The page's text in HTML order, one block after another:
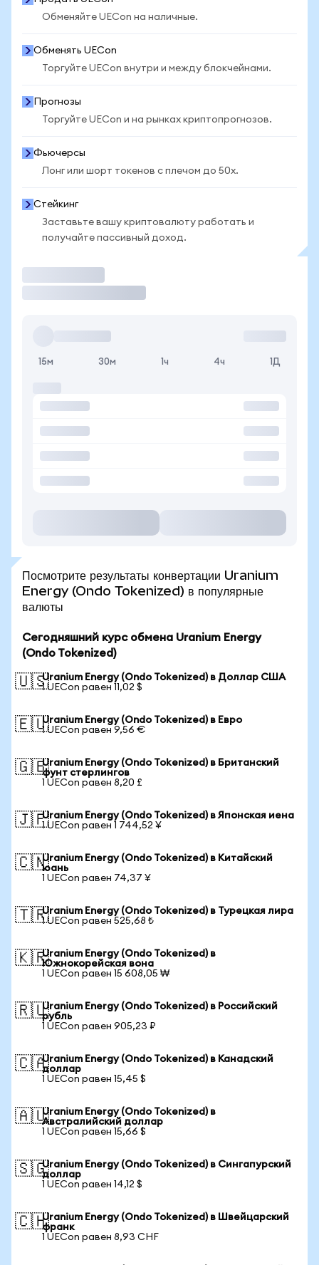
Обменяйте UECon на наличные.
Обменять UECon
Торгуйте UECon внутри и между блокчейнами.
Прогнозы
Торгуйте UECon и на рынках криптопрогнозов.
Фьючерсы
Лонг или шорт токенов с плечом до 50x.
Стейкинг
Заставьте вашу криптовалюту работать и
получайте пассивный доход.
15м 30м 1ч 4ч 1Д
Посмотрите результаты конвертации Uranium
Energy (Ondo Tokenized) в популярные
валюты
Сегодняшний курс обмена Uranium Energy
(Ondo Tokenized)
🇺🇸Uranium Energy (Ondo Tokenized) в Доллар США
1 UECon равен 11,02 $
🇪🇺Uranium Energy (Ondo Tokenized) в Евро
1 UECon равен 9,56 €
🇬🇧Uranium Energy (Ondo Tokenized) в Британский
фунт стерлингов
1 UECon равен 8,20 £
🇯🇵Uranium Energy (Ondo Tokenized) в Японская иена
1 UECon равен 1 744,52 ¥
🇨🇳Uranium Energy (Ondo Tokenized) в Китайский
юань
1 UECon равен 74,37 ¥
🇹🇷Uranium Energy (Ondo Tokenized) в Турецкая лира
1 UECon равен 525,68 ₺
🇰🇷Uranium Energy (Ondo Tokenized) в
Южнокорейская вона
1 UECon равен 15 608,05 ₩
🇷🇺Uranium Energy (Ondo Tokenized) в Российский
рубль
1 UECon равен 905,23 ₽
🇨🇦Uranium Energy (Ondo Tokenized) в Канадский
доллар
1 UECon равен 15,45 $
🇦🇺Uranium Energy (Ondo Tokenized) в
Австралийский доллар
1 UECon равен 15,66 $
🇸🇬Uranium Energy (Ondo Tokenized) в Сингапурский
доллар
1 UECon равен 14,12 $
🇨🇭Uranium Energy (Ondo Tokenized) в Швейцарский
франк
1 UECon равен 8,93 CHF